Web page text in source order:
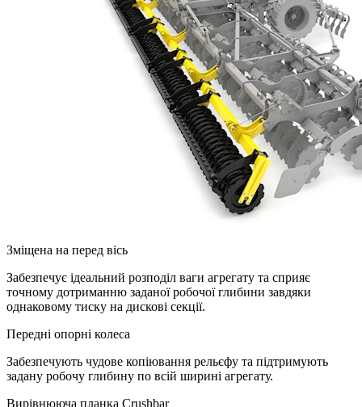
Зміщена на перед вісь
Забезпечує ідеальний розподіл ваги агрегату та сприяє
точному дотриманню заданої робочої глибини завдяки
однаковому тиску на дискові секції.
Передні опорні колеса
Забезпечують чудове копіювання рельєфу та підтримують
задану робочу глибину по всій ширині агрегату.
Вирівнююча планка Crushbar